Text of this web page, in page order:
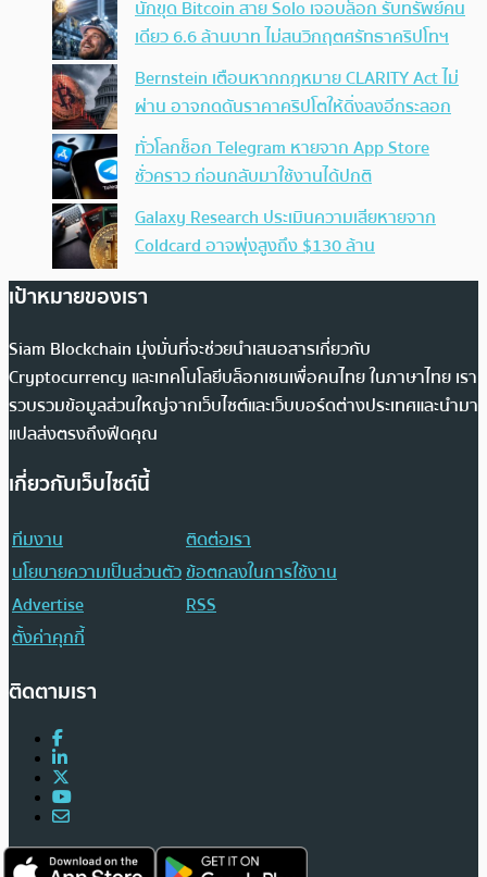
นักขุด Bitcoin สาย Solo เจอบล็อก รับทรัพย์คน
เดียว 6.6 ล้านบาท ไม่สนวิกฤตศรัทธาคริปโทฯ
Bernstein เตือนหากกฎหมาย CLARITY Act ไม่
ผ่าน อาจกดดันราคาคริปโตให้ดิ่งลงอีกระลอก
ทั่วโลกช็อก Telegram หายจาก App Store
ชั่วคราว ก่อนกลับมาใช้งานได้ปกติ
Galaxy Research ประเมินความเสียหายจาก
Coldcard อาจพุ่งสูงถึง $130 ล้าน
เป้าหมายของเรา
Siam Blockchain มุ่งมั่นที่จะช่วยนำเสนอสารเกี่ยวกับ
Cryptocurrency และเทคโนโลยีบล็อกเชนเพื่อคนไทย ในภาษาไทย เรา
รวบรวมข้อมูลส่วนใหญ่จากเว็บไซต์และเว็บบอร์ดต่างประเทศและนำมา
แปลส่งตรงถึงฟีดคุณ
เกี่ยวกับเว็บไซต์นี้
ทีมงาน
ติดต่อเรา
นโยบายความเป็นส่วนตัวข้อตกลงในการใช้งาน
Advertise
RSS
ตั้งค่าคุกกี้
ติดตามเรา